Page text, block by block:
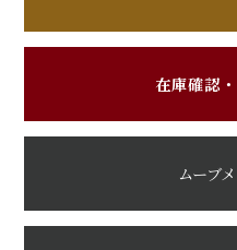
在庫確認
ムーブ